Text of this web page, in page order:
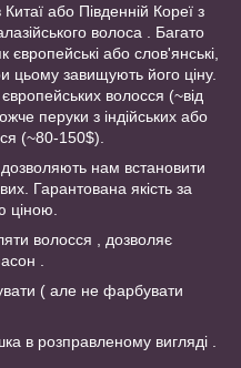
або Південній Кореї з
волоса . Багато
європейські або слов'янські,
цьому завищують його ціну.
волосся (~від
перуки з індійських або
(~80-150$).
нам встановити
Гарантована якість за
ціною.
волосся , дозволяє
.
( але не фарбувати
розправленому вигляді .